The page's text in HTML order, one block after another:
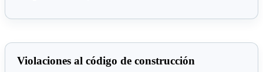
Violaciones al código de construcción